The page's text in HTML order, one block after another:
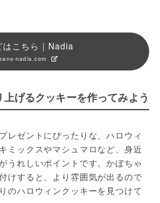
はこちら｜Nadia
nadia.com
げるクッキーを作ってみよう
レゼントにぴったりな、ハロウィ
ミックスやマシュマロなど、身近
うれしいポイントです。かぼちゃ
けすると、より雰囲気が出るので
のハロウィンクッキーを見つけて